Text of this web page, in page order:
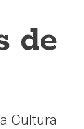
de
Cultura